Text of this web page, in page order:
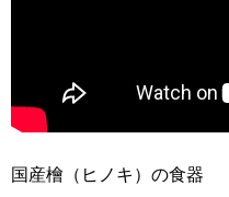
国産檜（ヒノキ）の食器